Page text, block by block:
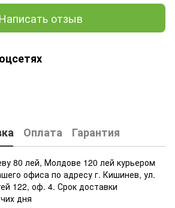
Написать отзыв
Оплата Гарантия
80 лей, Молдове 120 лей курьером
офиса по адресу г. Кишинев, ул.
122, оф. 4. Срок доставки
дня